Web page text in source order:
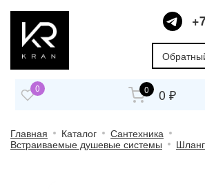
0 0 0 ₽
Главная Каталог
Сантехника
Встраиваемые душевые системы